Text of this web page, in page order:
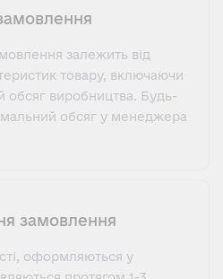
залежить від
товару, включаючи
обсяг виробництва. Будь-
обсяг у менеджера
замовлення
оформляються у